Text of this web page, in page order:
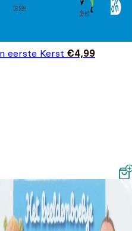
eerste Kerst €4,99